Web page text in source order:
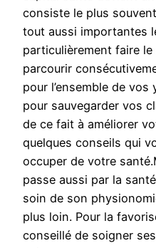
consiste le plus
tout aussi importantes
particulièrement faire le
parcourir
pour l’ensemble de
pour sauvegarder vos
de ce fait à améliorer
quelques conseils qui
occuper de votre
passe aussi par la
soin de son
plus loin. Pour la
conseillé de soigner